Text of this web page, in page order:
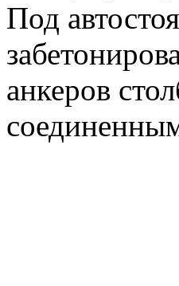
Под
анкеров